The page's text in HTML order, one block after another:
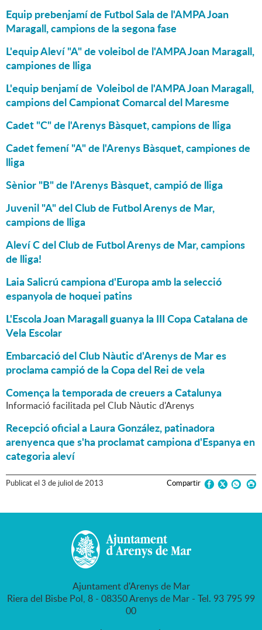
Equip prebenjamí de Futbol Sala de l'AMPA Joan
Maragall, campions de la segona fase
L'equip Aleví "A" de voleibol de l'AMPA Joan Maragall,
campiones de lliga
L'equip benjamí de Voleibol de l'AMPA Joan Maragall,
campions del Campionat Comarcal del Maresme
Cadet "C" de l'Arenys Bàsquet, campions de lliga
Cadet femení "A" de l'Arenys Bàsquet, campiones de
lliga
Sènior "B" de l'Arenys Bàsquet, campió de lliga
Juvenil "A" del Club de Futbol Arenys de Mar,
campions de lliga
Aleví C del Club de Futbol Arenys de Mar, campions
de lliga!
Laia Salicrú campiona d'Europa amb la selecció
espanyola de hoquei patins
L'Escola Joan Maragall guanya la III Copa Catalana de
Vela Escolar
Embarcació del Club Nàutic d'Arenys de Mar es
proclama campió de la Copa del Rei de vela
Comença la temporada de creuers a Catalunya
Informació facilitada pel Club Nàutic d'Arenys
Recepció oficial a Laura González, patinadora
arenyenca que s'ha proclamat campiona d'Espanya en
categoria aleví
Publicatel 3 dejuliol de2013 Compartir
Ajuntament d'Arenys de Mar
Riera del Bisbe Pol, 8 - 08350 Arenys de Mar - Tel. 93 795 99
00